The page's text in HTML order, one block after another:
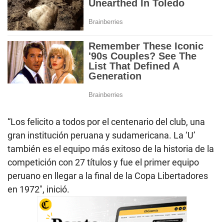
“Los felicito a todos por el centenario del club, una
gran institución peruana y sudamericana. La ‘U’
también es el equipo más exitoso de la historia de la
competición con 27 títulos y fue el primer equipo
peruano en llegar a la final de la Copa Libertadores
en 1972″, inició.